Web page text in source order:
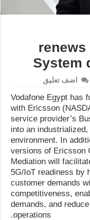
System
اضف تعليق
Vodafone Egypt has
with Ericsson
service provider’s
into an
environment. In
versions of Ericsson
Mediation will
5G/IoT readiness by
customer demands
competitiveness,
demands, and
operations.